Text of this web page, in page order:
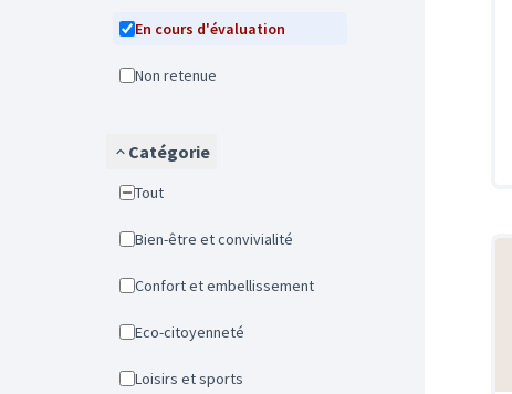
En cours d'évaluation
Non retenue
Catégorie
Tout
Bien-être et convivialité
Confort et embellissement
Eco-citoyenneté
Loisirs et sports